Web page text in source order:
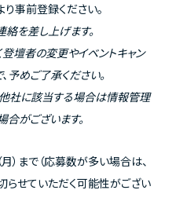
り事前登録ください。
絡を差し上げます。
壇者の変更やイベントキャン
予めご了承ください。
社に該当する場合は情報管理
合がございます。
）まで（応募数が多い場合は、
せていただく可能性がござい